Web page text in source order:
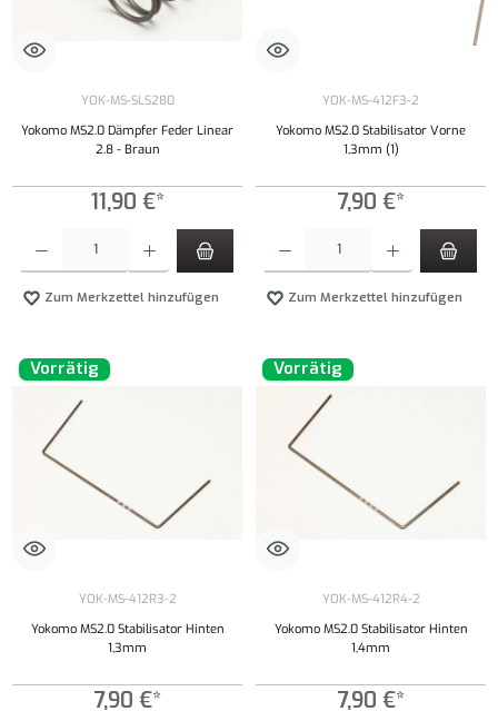
YOK-MS-SLS280
Yokomo MS2.0 Dämpfer Feder Linear
2.8 - Braun
11,90 €*
Zum Merkzettel hinzufügen
YOK-MS-412F3-2
Yokomo MS2.0 Stabilisator Vorne
1,3mm (1)
7,90 €*
Zum Merkzettel hinzufügen
Vorrätig
YOK-MS-412R3-2
Yokomo MS2.0 Stabilisator Hinten
1,3mm
7,90 €*
Vorrätig
YOK-MS-412R4-2
Yokomo MS2.0 Stabilisator Hinten
1,4mm
7,90 €*